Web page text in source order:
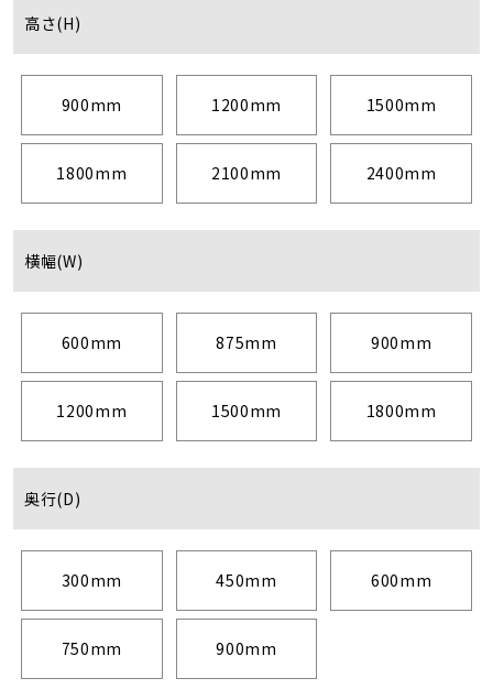
高さ(H)
900mm 1200mm 1500mm
1800mm 2100mm 2400mm
横幅(W)
600mm 875mm 900mm
1200mm 1500mm 1800mm
奥行(D)
300mm 450mm 600mm
750mm 900mm